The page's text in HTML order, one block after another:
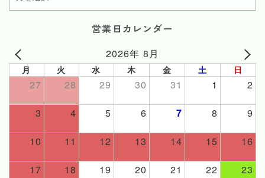
営業日カレンダー
2026年 8月
月 火 水 木 金 土 日
27 28 29 30 31 1 2
3 4 5 6 7 8 9
10 11 12 13 14 15 16
17 18 19 20 21 22 23